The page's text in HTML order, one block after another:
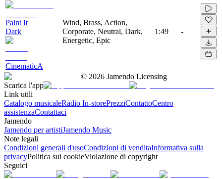
Paint It
Dark
CinematicA
Wind, Brass, Action,
Corporate, Neutral, Dark,
Energetic, Epic
1:49 -
© 2026 Jamendo Licensing
Scarica l'app
Link utili
Catalogo musicaleRadio In-storePrezziContattoCentro
assistenzaContattaci
Jamendo
Jamendo per artistiJamendo Music
Note legali
Condizioni generali d'usoCondizioni di venditaInformativa sulla
privacyPolitica sui cookieViolazione di copyright
Seguici